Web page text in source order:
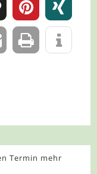
0
Termin mehr